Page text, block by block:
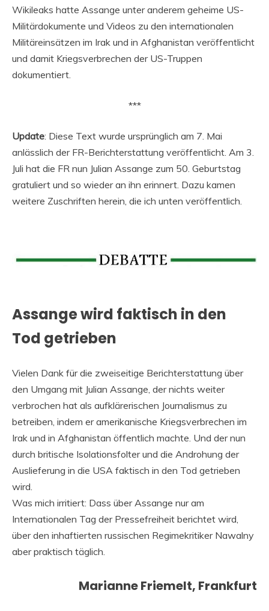
Wikileaks hatte Assange unter anderem geheime US-
Militärdokumente und Videos zu den internationalen
Militäreinsätzen im Irak und in Afghanistan veröffentlicht
und damit Kriegsverbrechen der US-Truppen
dokumentiert.
***
Update: Diese Text wurde ursprünglich am 7. Mai
anlässlich der FR-Berichterstattung veröffentlicht. Am 3.
Juli hat die FR nun Julian Assange zum 50. Geburtstag
gratuliert und so wieder an ihn erinnert. Dazu kamen
weitere Zuschriften herein, die ich unten veröffentlich.
Assange wird faktisch in den
Tod getrieben
Vielen Dank für die zweiseitige Berichterstattung über
den Umgang mit Julian Assange, der nichts weiter
verbrochen hat als aufklärerischen Journalismus zu
betreiben, indem er amerikanische Kriegsverbrechen im
Irak und in Afghanistan öffentlich machte. Und der nun
durch britische Isolationsfolter und die Androhung der
Auslieferung in die USA faktisch in den Tod getrieben
wird.
Was mich irritiert: Dass über Assange nur am
Internationalen Tag der Pressefreiheit berichtet wird,
über den inhaftierten russischen Regimekritiker Nawalny
aber praktisch täglich.
Marianne Friemelt, Frankfurt